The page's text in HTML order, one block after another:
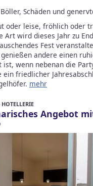
Schäden und
oder leise, fröhlich oder
wird dieses Jahr zu
Fest
andere einen
wenn nebenan die
friedlicher
mehr
Angebot